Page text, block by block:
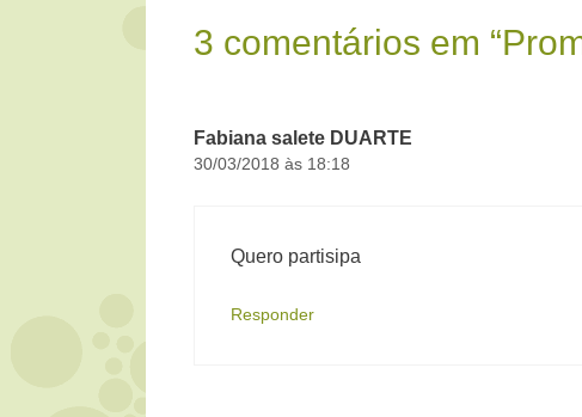
3 comentários em
Fabiana salete DUARTE
30/03/2018 às 18:18
Quero partisipa
Responder